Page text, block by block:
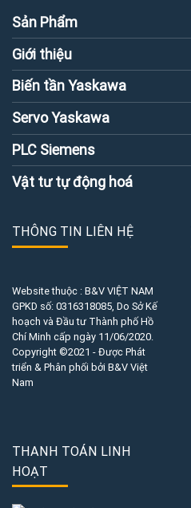
Sản Phẩm
Giới thiệu
Biến tần Yaskawa
Servo Yaskawa
PLC Siemens
Vật tư tự động hoá
THÔNG TIN LIÊN HỆ
Website thuộc : B&V VIỆT NAM
GPKD số: 0316318085 , Do Sở Kế
hoạch và Đầu tư Thành phố Hồ
Chí Minh cấp ngày 11/06/2020.
Copyright ©2021 - Được Phát
triển & Phân phối bởi B&V Việt
Nam
THANH TOÁN LINH
HOẠT